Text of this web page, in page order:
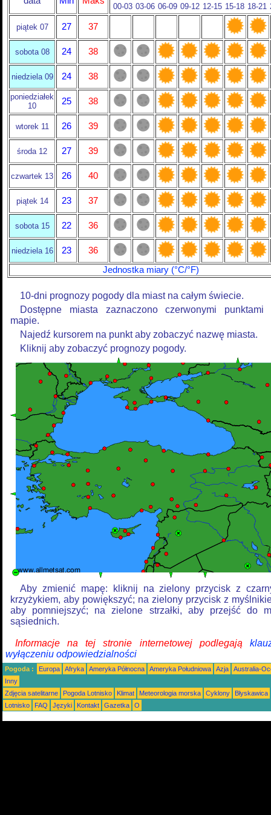
00-03 03-06 06-09 09-12 12-15 15-18 18-21
piątek 07 27 37
sobota 08 24 38
niedziela 09 24 38
poniedziałek
10
25 38
wtorek 11 26 39
środa 12 27 39
czwartek 13 26 40
piątek 14 23 37
sobota 15 22 36
niedziela 16 23
36
Jednostka miary (°C/°F)
10-dni prognozy pogody dla miast na całym świecie.
Dostępne miasta zaznaczono czerwonymi punktami
mapie.
Najedź kursorem na punkt aby zobaczyć nazwę miasta.
Kliknij aby zobaczyć prognozy pogody.
Aby zmienić mapę: kliknij na zielony przycisk z
krzyżykiem, aby powiększyć; na zielony przycisk z
aby pomniejszyć; na zielone strzałki, aby przejść do
sąsiednich.
Informacje na tej stronie internetowej podlegają
wyłączeniu odpowiedzialności
Pogoda : Europa Afryka Ameryka Północna Ameryka Południowa Azja
Australia-
Inny
Zdjęcia satelitarne
Pogoda Lotnisko Klimat Meteorologia morska Cyklony
Błyskawica
Lotnisko
FAQ Języki Kontakt Gazetka O